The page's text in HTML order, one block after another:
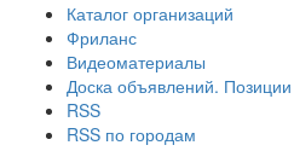
Каталог организаций
Фриланс
Видеоматериалы
Доска объявлений. Позиции
RSS
RSS по городам